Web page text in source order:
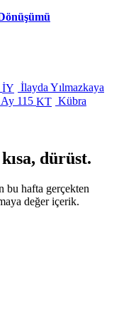
İY İlayda Yılmazkaya
Ay 115 KT Kübra
dürüst.
bu hafta gerçekten
değer içerik.